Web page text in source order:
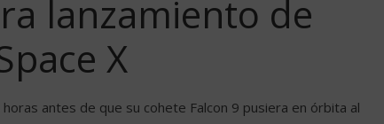
lanzamiento de
X
antes de que su cohete Falcon 9 pusiera en órbita al